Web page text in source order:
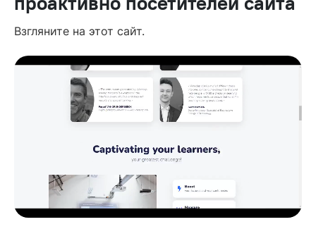
Взгляните на этот сайт.